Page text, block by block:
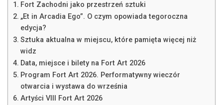
Fort Zachodni jako przestrzeń sztuki
„Et in Arcadia Ego”. O czym opowiada tegoroczna
edycja?
Sztuka aktualna w miejscu, które pamięta więcej niż
widz
Data, miejsce i bilety na Fort Art 2026
Program Fort Art 2026. Performatywny wieczór
otwarcia i wystawa do września
Artyści VIII Fort Art 2026